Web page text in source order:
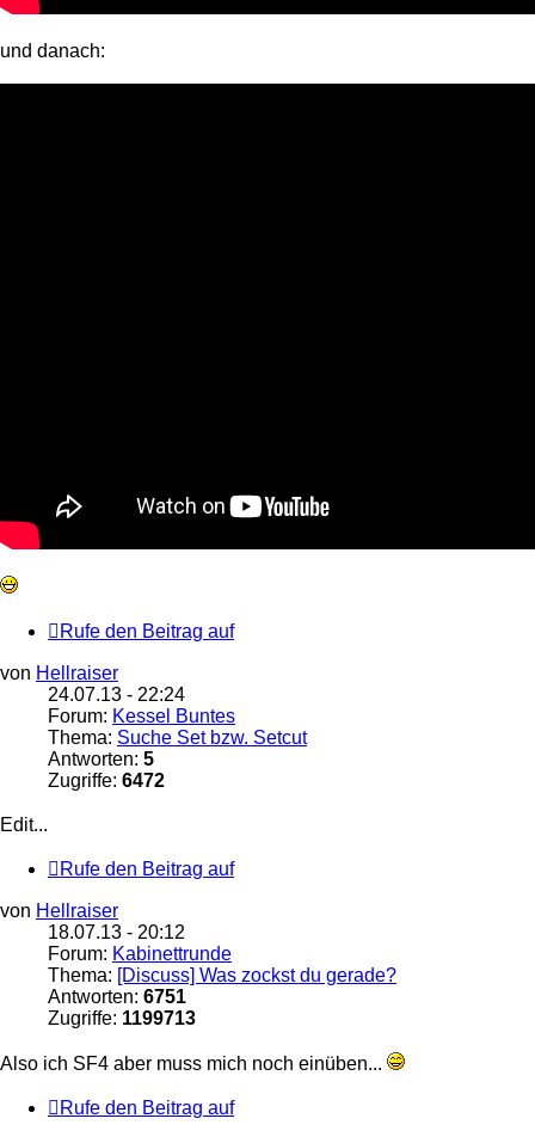
und danach:
Rufe den Beitrag auf
von Hellraiser
24.07.13 - 22:24
Forum: Kessel Buntes
Thema: Suche Set bzw. Setcut
Antworten: 5
Zugriffe: 6472
Edit...
Rufe den Beitrag auf
von Hellraiser
18.07.13 - 20:12
Forum: Kabinettrunde
Thema: [Discuss] Was zockst du gerade?
Antworten: 6751
Zugriffe: 1199713
Also ich SF4 aber muss mich noch einüben...
Rufe den Beitrag auf